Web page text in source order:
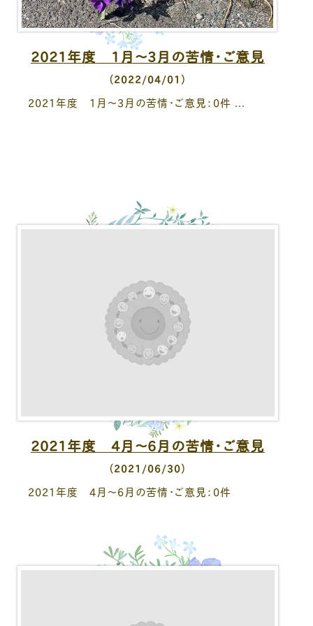
2021年度 1月～3月の苦情・ご意見
（2022/04/01）
2021年度 1月～3月の苦情・ご意見：0件 ...
2021年度 4月～6月の苦情・ご意見
（2021/06/30）
2021年度 4月～6月の苦情・ご意見：0件